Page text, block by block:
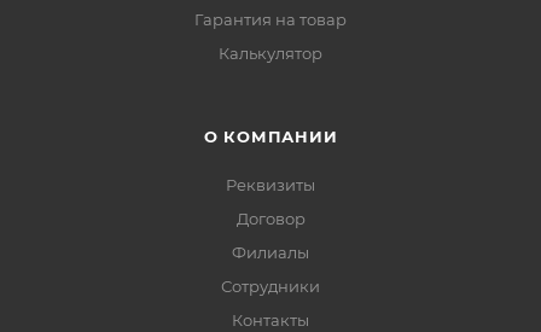
Гарантия на товар
Калькулятор
О КОМПАНИИ
Реквизиты
Договор
Филиалы
Сотрудники
Контакты